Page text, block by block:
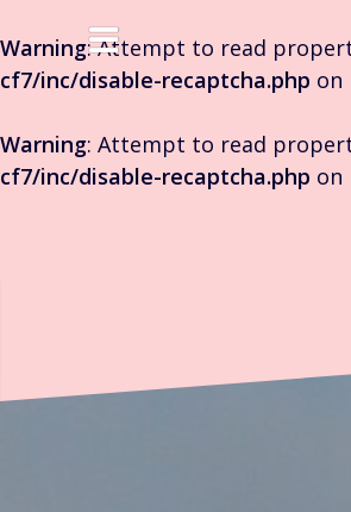
Warning: Attempt to read
cf7/inc/disable-recaptcha.php on
Warning: Attempt to read
cf7/inc/disable-recaptcha.php on
ス